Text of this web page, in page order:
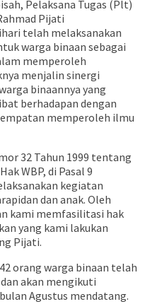
Pelaksana Tugas (Plt)
Pijati
telah melaksanakan
warga binaan sebagai
memperoleh
menjalin sinergi
binaannya yang
berhadapan dengan
memperoleh ilmu
32 Tahun 1999 tentang
WBP, di Pasal 9
kegiatan
dan anak. Oleh
kami memfasilitasi hak
yang kami lakukan
Pijati.
orang warga binaan telah
akan mengikuti
Agustus mendatang.